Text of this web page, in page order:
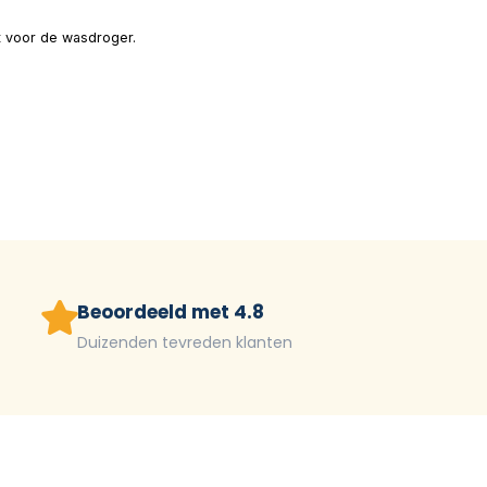
voor de wasdroger.
Beoordeeld met 4.8
Duizenden tevreden klanten